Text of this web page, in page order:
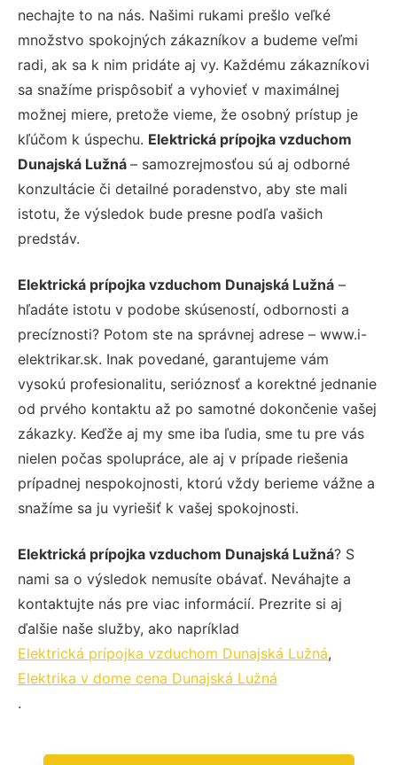
nechajte to na nás. Našimi rukami prešlo veľké
množstvo spokojných zákazníkov a budeme veľmi
radi, ak sa k nim pridáte aj vy. Každému zákazníkovi
sa snažíme prispôsobiť a vyhovieť v maximálnej
možnej miere, pretože vieme, že osobný prístup je
kľúčom k úspechu. Elektrická prípojka vzduchom
Dunajská Lužná – samozrejmosťou sú aj odborné
konzultácie či detailné poradenstvo, aby ste mali
istotu, že výsledok bude presne podľa vašich
predstáv.
Elektrická prípojka vzduchom Dunajská Lužná –
hľadáte istotu v podobe skúseností, odbornosti a
precíznosti? Potom ste na správnej adrese – www.i-
elektrikar.sk. Inak povedané, garantujeme vám
vysokú profesionalitu, serióznosť a korektné jednanie
od prvého kontaktu až po samotné dokončenie vašej
zákazky. Keďže aj my sme iba ľudia, sme tu pre vás
nielen počas spolupráce, ale aj v prípade riešenia
prípadnej nespokojnosti, ktorú vždy berieme vážne a
snažíme sa ju vyriešiť k vašej spokojnosti.
Elektrická prípojka vzduchom Dunajská Lužná? S
nami sa o výsledok nemusíte obávať. Neváhajte a
kontaktujte nás pre viac informácií. Prezrite si aj
ďalšie naše služby, ako napríklad
Elektrická prípojka vzduchom Dunajská Lužná,
Elektrika v dome cena Dunajská Lužná
.